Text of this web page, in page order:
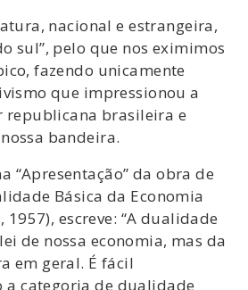
nacional e estrangeira,
sul”, pelo que nos eximimos
fazendo unicamente
que impressionou a
brasileira e
bandeira.
“Apresentação” da obra de
Básica da Economia
1957), escreve: “A dualidade
de nossa economia, mas da
em geral. É fácil
a categoria de dualidade